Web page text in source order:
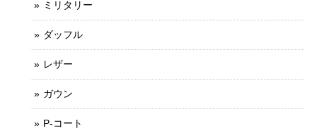
ミリタリー
ダッフル
レザー
ガウン
P-コート